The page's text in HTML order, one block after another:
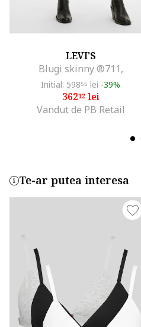
LEVI'S
Blugi skinny ®711,
Initial: 59855 lei -39%
36212lei
Vandut de PB Retail
Te-ar putea interesa